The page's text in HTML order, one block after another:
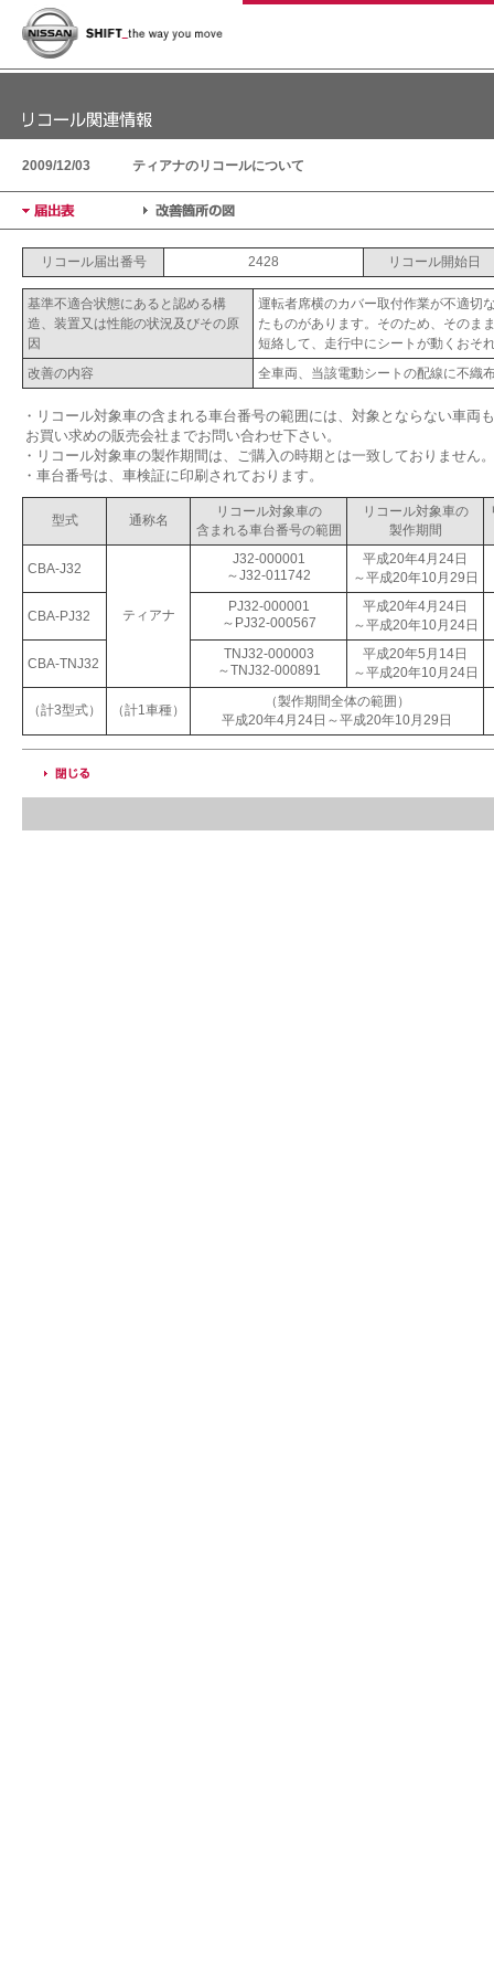
2009/12/03 ティアナのリコールについて
リコール届出番号 2428 リコール開始日
基準不適合状態にあると認める構
造、装置又は性能の状況及びその原
因
運転者席横のカバー取付作業が不適切
たものがあります。そのため、そのま
短絡して、走行中にシートが動くおそ
改善の内容
全車両、当該電動シートの配線に不織
・リコール対象車の含まれる車台番号の範囲には、対象とならない車両
お買い求めの販売会社までお問い合わせ下さい。
・リコール対象車の製作期間は、ご購入の時期とは一致しておりません。
・車台番号は、車検証に印刷されております。
型式 通称名
リコール対象車の
含まれる車台番号の範囲
リコール対象車の
製作期間
CBA-J32
ティアナ
J32-000001
～J32-011742
平成20年4月24日
～平成20年10月29日
CBA-PJ32
PJ32-000001
～PJ32-000567
平成20年4月24日
～平成20年10月24日
CBA-TNJ32
TNJ32-000003
～TNJ32-000891
平成20年5月14日
～平成20年10月24日
（計3型式） （計1車種）
（製作期間全体の範囲）
平成20年4月24日～平成20年10月29日